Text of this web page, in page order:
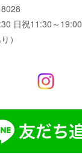
日祝11:30～19:00
）